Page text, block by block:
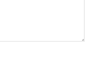
Gebürstet Menge